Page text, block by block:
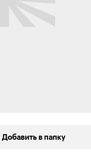
Добавить в папку